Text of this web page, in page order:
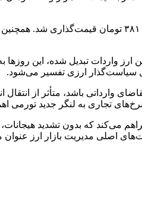
تبدیل شده، این روزها
سیاست‌گذار ارزی تفسیر می‌شود.
باشد، متأثر از انتقال
تجاری به لنگر جدید تورمی
می‌کند که بدون تشدید
اصلی مدیریت بازار ارز